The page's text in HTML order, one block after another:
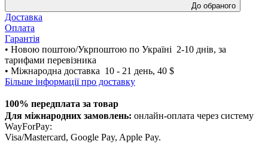
До обраного
Доставка
Оплата
Гарантія
• Новою поштою/Укрпоштою по Україні 2-10 днів, за
тарифами перевізника
• Міжнародна доставка 10 - 21 день, 40 $
Більше інформації про доставку
100% передплата за товар
Для міжнародних замовлень: онлайн-оплата через систему
WayForPay:
Visa/Mastercard, Google Pay, Apple Pay.